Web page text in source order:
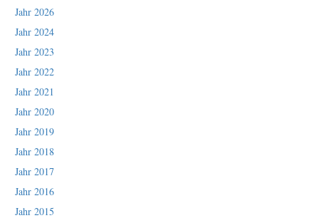
Jahr 2026
Jahr 2024
Jahr 2023
Jahr 2022
Jahr 2021
Jahr 2020
Jahr 2019
Jahr 2018
Jahr 2017
Jahr 2016
Jahr 2015